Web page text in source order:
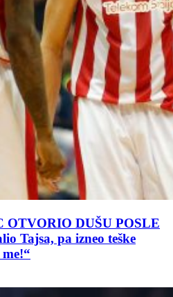
DUŠU POSLE
Tajsa, pa izneo teške